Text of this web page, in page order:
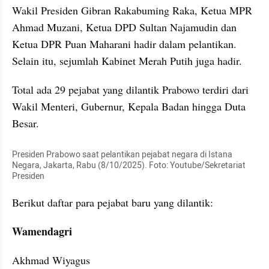
Wakil Presiden Gibran Rakabuming Raka, Ketua MPR
Ahmad Muzani, Ketua DPD Sultan Najamudin dan
Ketua DPR Puan Maharani hadir dalam pelantikan.
Selain itu, sejumlah Kabinet Merah Putih juga hadir.
Total ada 29 pejabat yang dilantik Prabowo terdiri dari
Wakil Menteri, Gubernur, Kepala Badan hingga Duta
Besar.
Presiden Prabowo saat pelantikan pejabat negara di Istana
Negara, Jakarta, Rabu (8/10/2025). Foto: Youtube/Sekretariat
Presiden
Berikut daftar para pejabat baru yang dilantik:
Wamendagri
Akhmad Wiyagus